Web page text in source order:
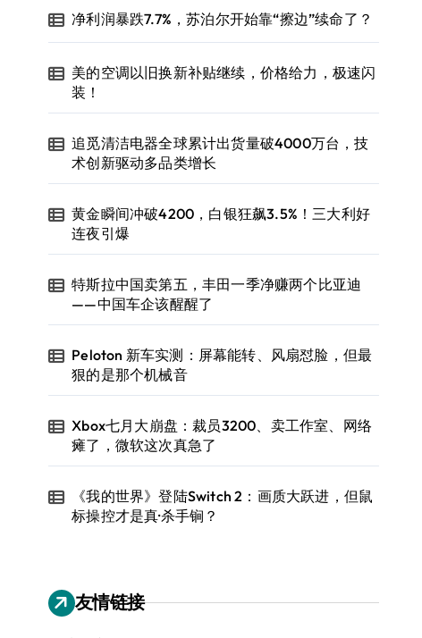
净利润暴跌7.7%，苏泊尔开始靠“擦边”续命了？
美的空调以旧换新补贴继续，价格给力，极速闪
装！
追觅清洁电器全球累计出货量破4000万台，技
术创新驱动多品类增长
黄金瞬间冲破4200，白银狂飙3.5%！三大利好
连夜引爆
特斯拉中国卖第五，丰田一季净赚两个比亚迪
——中国车企该醒醒了
Peloton 新车实测：屏幕能转、风扇怼脸，但最
狠的是那个机械音
Xbox七月大崩盘：裁员3200、卖工作室、网络
瘫了，微软这次真急了
《我的世界》登陆Switch 2：画质大跃进，但鼠
标操控才是真·杀手锏？
友情链接